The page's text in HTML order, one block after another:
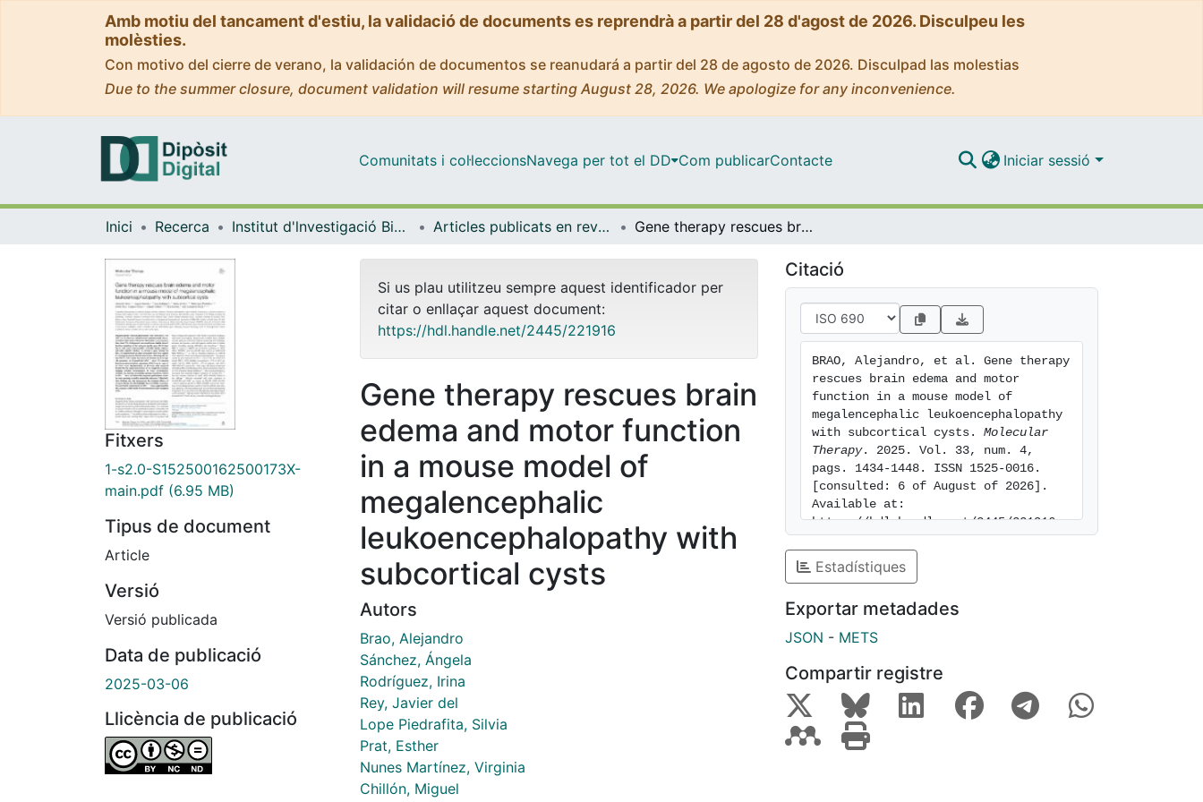
Amb motiu del tancament d'estiu, la validació de documents es reprendrà a partir del 28 d'agost de 2026. Disculpeu les
molèsties.
Con motivo del cierre de verano, la validación de documentos se reanudará a partir del 28 de agosto de 2026. Disculpad las molestias
Due to the summer closure, document validation will resume starting August 28, 2026. We apologize for any inconvenience.
Comunitats i col·leccionsNavega per tot el DD Com publicarContacte Iniciar sessió
Inici Recerca Institut d'lnvestigació Biomèdica de Bellvitge (IDIBELL) Articles publicats en revistes (Institut d'lnvestigació Biomèdica de Bellvitge (IDIBELL)) Gene therapy rescues brain edema and motor function in a mouse model of megalencephalic leukoencephalopathy with subcortical cysts
Fitxers
1-s2.0-S152500162500173X-
main.pdf (6.95 MB)
Tipus de document
Article
Versió
Versió publicada
Data de publicació
2025-03-06
Llicència de publicació
Si us plau utilitzeu sempre aquest identificador per
citar o enllaçar aquest document:
https://hdl.handle.net/2445/221916
Gene therapy rescues brain
edema and motor function
in a mouse model of
megalencephalic
leukoencephalopathy with
subcortical cysts
Autors
Brao, Alejandro
Sánchez, Ángela
Rodríguez, Irina
Rey, Javier del
Lope Piedrafita, Silvia
Prat, Esther
Nunes Martínez, Virginia
Chillón, Miguel
Citació
BRAO, Alejandro, et al. Gene therapy
rescues brain edema and motor
function in a mouse model of
megalencephalic leukoencephalopathy
with subcortical cysts. Molecular
Therapy. 2025. Vol. 33, num. 4,
pags. 1434-1448. ISSN 1525-0016.
[consulted: 6 of August of 2026].
Available at:
https://hdl.handle.net/2445/221916
Estadístiques
Exportar metadades
JSON - METS
Compartir registre